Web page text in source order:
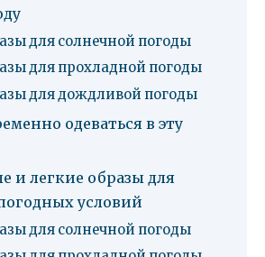
для солнечной погоды
для прохладной погоды
для дождливой погоды
одеваться в эту
и легкие образы для
условий
для солнечной погоды